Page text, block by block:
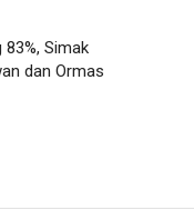
Simak
dan Ormas